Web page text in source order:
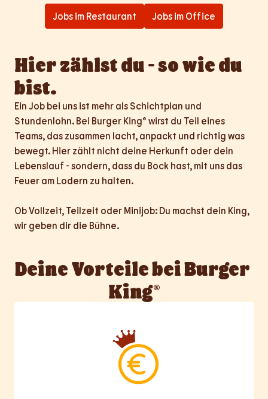
Jobs im Restaurant Jobs im Office
Hier zählst du - so wie du
bist.
Ein Job bei uns ist mehr als Schichtplan und
Stundenlohn. Bei Burger King® wirst du Teil eines
Teams, das zusammen lacht, anpackt und richtig was
bewegt. Hier zählt nicht deine Herkunft oder dein
Lebenslauf - sondern, dass du Bock hast, mit uns das
Feuer am Lodern zu halten.
Ob Vollzeit, Teilzeit oder Minijob: Du machst dein King,
wir geben dir die Bühne.
Deine Vorteile bei Burger
King®